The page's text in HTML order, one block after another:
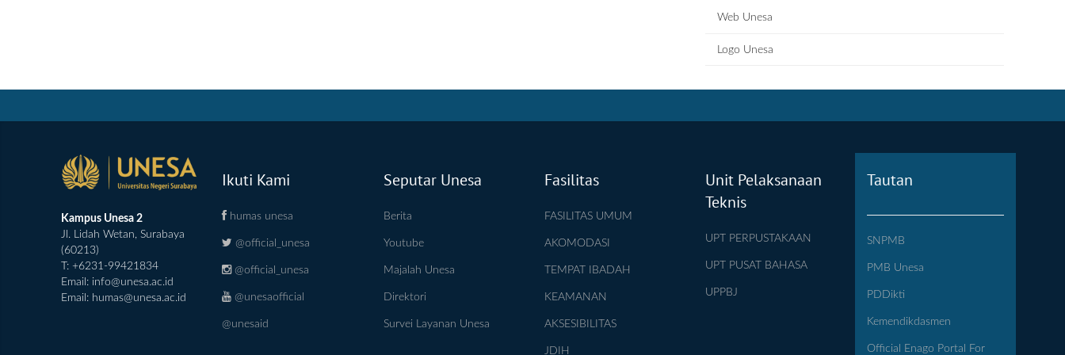
Web Unesa
Logo Unesa
Kampus Unesa 2
Jl. Lidah Wetan, Surabaya
(60213)
T: +6231-99421834
Email: info@unesa.ac.id
Email: humas@unesa.ac.id
Ikuti Kami
humas unesa
@official_unesa
@official_unesa
@unesaofficial
@unesaid
Seputar Unesa
Berita
Youtube
Majalah Unesa
Direktori
Survei Layanan Unesa
Fasilitas
FASILITAS UMUM
AKOMODASI
TEMPAT IBADAH
KEAMANAN
AKSESIBILITAS
JDIH
Unit Pelaksanaan
Teknis
UPT PERPUSTAKAAN
UPT PUSAT BAHASA
UPPBJ
Tautan
SNPMB
PMB Unesa
PDDikti
Kemendikdasmen
Official Enago Portal For